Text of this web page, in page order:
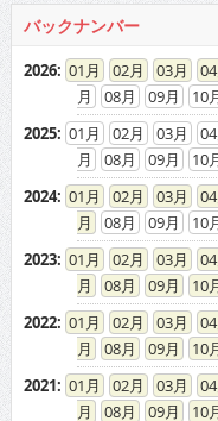
2025 : 01 02
2024: 01 02 03 04
08
09 10
2023: 01 02 03 04
08
09 10
2022: 01 02 03 04
08
09 10
2021: 01 02 03 04
08
09 10
2020: 01 02 03 04
08
09 10
2019: 01 02 03 04